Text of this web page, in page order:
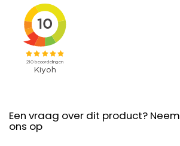
Een vraag over dit product? Neem
ons op